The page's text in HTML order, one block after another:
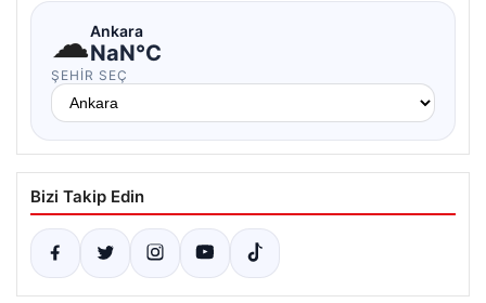
☁Ankara
NaN°C
ŞEHIR SEÇ
Bizi Takip Edin